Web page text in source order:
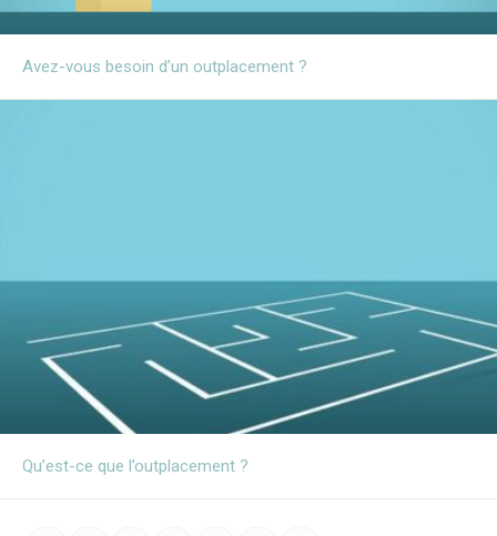
Avez-vous besoin d’un outplacement ?
Qu’est-ce que l’outplacement ?